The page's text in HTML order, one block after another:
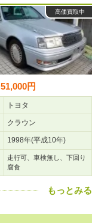
高価買取中
51,000円
トヨタ
クラウン
1998年(平成10年)
走行可、車検無し、下回り
腐食
もっとみる